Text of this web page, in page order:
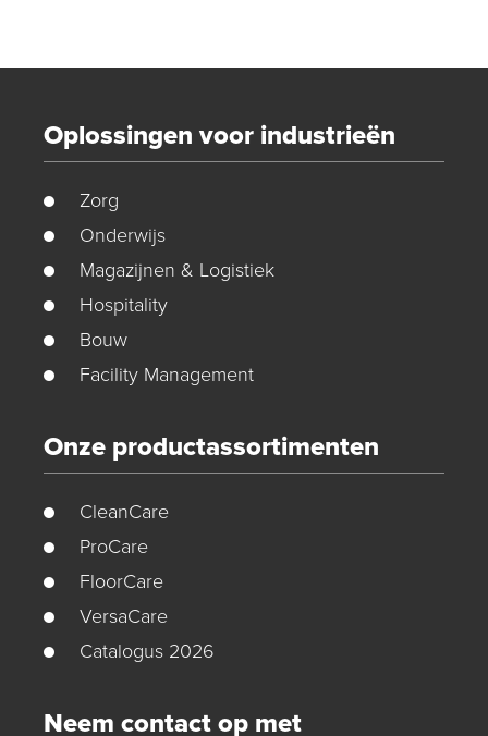
Oplossingen voor industrieën
Zorg
Onderwijs
Magazijnen & Logistiek
Hospitality
Bouw
Facility Management
Onze productassortimenten
CleanCare
ProCare
FloorCare
VersaCare
Catalogus 2026
Neem contact op met